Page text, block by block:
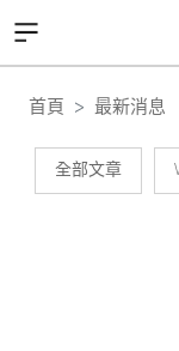
首頁 最新消息
全部文章